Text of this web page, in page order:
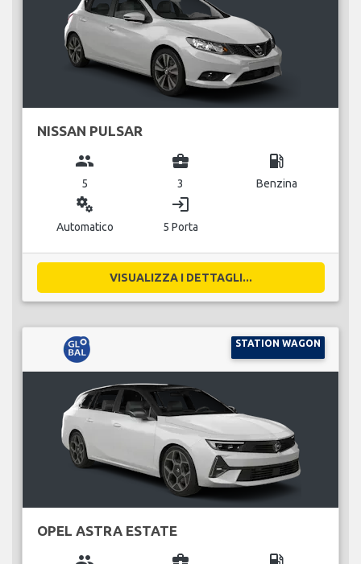
NISSAN PULSAR
group
5
business_center
3
local_gas_station
Benzina
miscellaneous_services
Automatico
login
5 Porta
VISUALIZZA I DETTAGLI...
STATION WAGON
OPEL ASTRA ESTATE